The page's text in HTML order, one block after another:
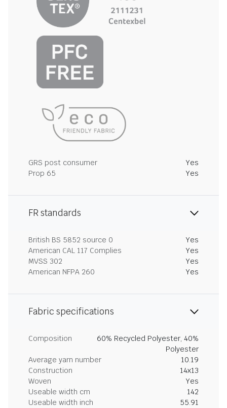
GRS post consumer
Yes
Prop 65
Yes
FR standards
British BS 5852 source 0
Yes
American CAL 117 Complies
Yes
MVSS 302
Yes
American NFPA 260
Yes
Fabric specifications
Composition
60% Recycled Polyester, 40%
Polyester
Average yarn number
10.19
Construction
14x13
Woven
Yes
Useable width cm
142
Useable width inch
55.91